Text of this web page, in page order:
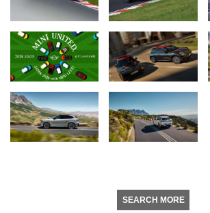
SEARCH MORE